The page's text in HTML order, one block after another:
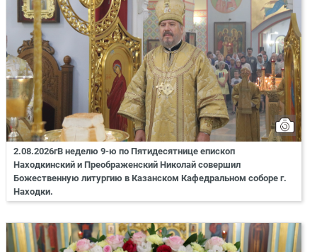
2.08.2026гВ неделю 9-ю по Пятидесятнице епископ
Находкинский и Преображенский Николай совершил
Божественную литургию в Казанском Кафедральном соборе г.
Находки.